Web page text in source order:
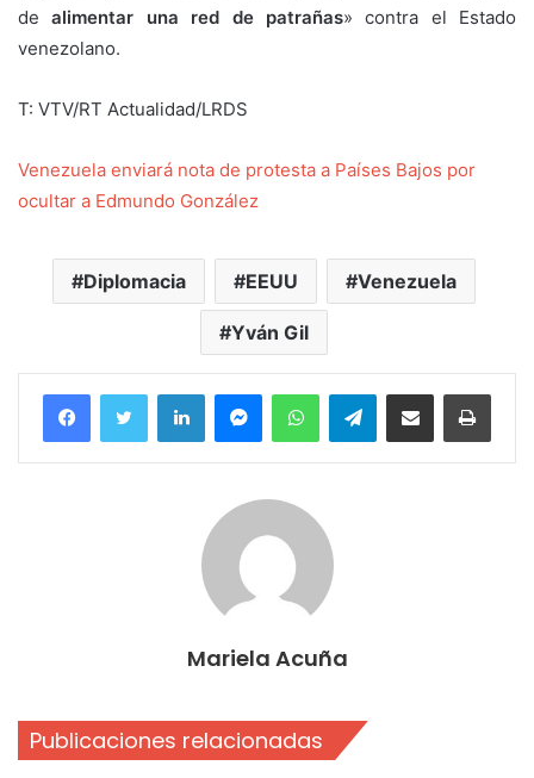
dealimentar una red de patrañas» contra el Estado
venezolano.
T: VTV/RT Actualidad/LRDS
Venezuela enviará nota de protesta a Países Bajos por
ocultar a Edmundo González
Diplomacia EEUU Venezuela
Yván Gil
FacebookTwitter LinkedInMessengerWhatsAppTelegramCompartir por correo electrónico
Mariela Acuña
Publicaciones relacionadas